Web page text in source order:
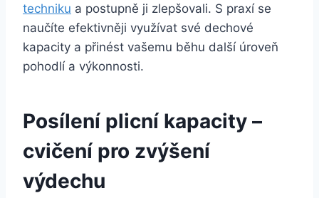
techniku a postupně ji zlepšovali. S praxí se
naučíte efektivněji využívat své dechové
kapacity a přinést vašemu běhu další úroveň
pohodlí a výkonnosti.
Posílení plicní kapacity –
cvičení pro zvýšení
výdechu